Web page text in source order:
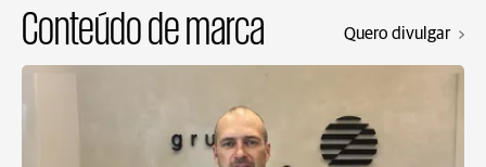
Conteúdo de marca Quero divulgar